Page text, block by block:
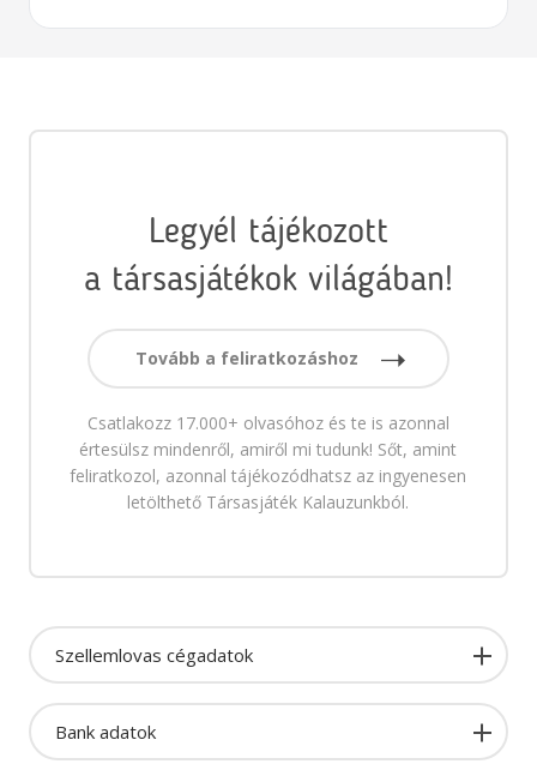
Legyél tájékozott
a társasjátékok világában!
Tovább a feliratkozáshoz
Csatlakozz 17.000+ olvasóhoz és te is azonnal
értesülsz mindenről, amiről mi tudunk! Sőt, amint
feliratkozol, azonnal tájékozódhatsz az ingyenesen
letölthető Társasjáték Kalauzunkból.
Szellemlovas cégadatok
Bank adatok